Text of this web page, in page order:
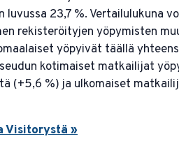
luvussa 23,7 %. Vertailulukuna
rekisteröityjen yöpymisten
yöpyivät täällä
kotimaiset matkailijat
(+5,6 %) ja ulkomaiset
Visitorystä »